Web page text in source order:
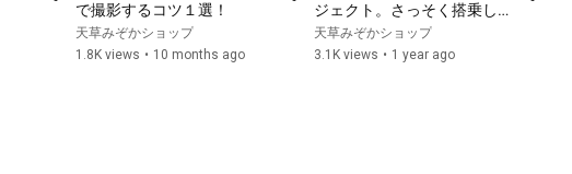
で撮影するコツ１選！
天草みぞかショップ
1.8K views • 10 months ago
ジェクト。さっそく搭乗して
きました。
天草みぞかショップ
3.1K views • 1 year ago